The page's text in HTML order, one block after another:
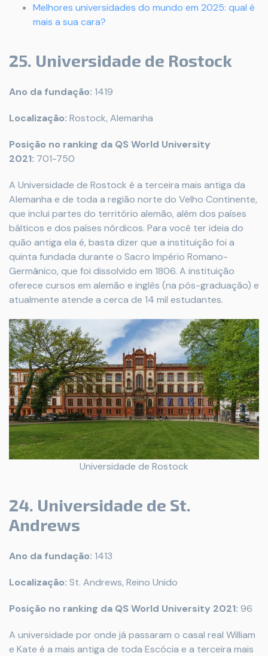
Melhores universidades do mundo em 2025: qual é
mais a sua cara?
25. Universidade de Rostock
Ano da fundação: 1419
Localização: Rostock, Alemanha
Posição no ranking da QS World University
2021: 701-750
A Universidade de Rostock é a terceira mais antiga da
Alemanha e de toda a região norte do Velho Continente,
que inclui partes do território alemão, além dos países
bálticos e dos países nórdicos. Para você ter ideia do
quão antiga ela é, basta dizer que a instituição foi a
quinta fundada durante o Sacro Império Romano-
Germânico, que foi dissolvido em 1806. A instituição
oferece cursos em alemão e inglês (na pós-graduação) e
atualmente atende a cerca de 14 mil estudantes.
Universidade de Rostock
24. Universidade de St.
Andrews
Ano da fundação: 1413
Localização: St. Andrews, Reino Unido
Posição no ranking da QS World University 2021: 96
A universidade por onde já passaram o casal real William
e Kate é a mais antiga de toda Escócia e a terceira mais